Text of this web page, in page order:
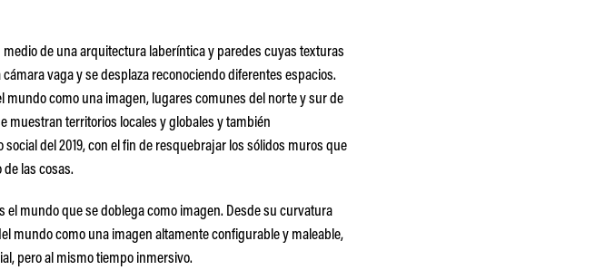
de una arquitectura laberíntica y paredes cuyas texturas
vaga y se desplaza reconociendo diferentes espacios.
mundo como una imagen, lugares comunes del norte y sur de
muestran territorios locales y globales y también
del 2019,con el fin de resquebrajar los sólidos muros que
las cosas.
el mundo que se doblega como imagen. Desde su curvatura
mundo como una imagen altamente configurable y maleable,
pero al mismo tiempo inmersivo.